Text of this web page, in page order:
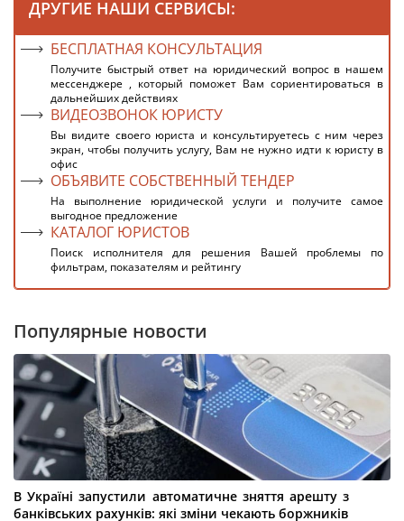
ДРУГИЕ НАШИ СЕРВИСЫ:
БЕСПЛАТНАЯ КОНСУЛЬТАЦИЯ
Получите быстрый ответ на юридический вопрос в нашем
мессенджере , который поможет Вам сориентироваться в
дальнейших действиях
ВИДЕОЗВОНОК ЮРИСТУ
Вы видите своего юриста и консультируетесь с ним через
экран, чтобы получить услугу, Вам не нужно идти к юристу в
офис
ОБЪЯВИТЕ СОБСТВЕННЫЙ ТЕНДЕР
На выполнение юридической услуги и получите самое
выгодное предложение
КАТАЛОГ ЮРИСТОВ
Поиск исполнителя для решения Вашей проблемы по
фильтрам, показателям и рейтингу
Популярные новости
В Україні запустили автоматичне зняття арешту з
банківських рахунків: які зміни чекають боржників